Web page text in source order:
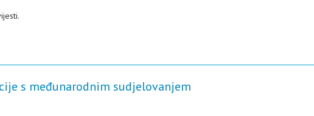
s međunarodnim sudjelovanjem